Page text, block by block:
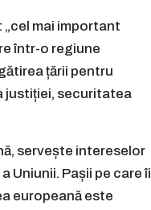
„cel mai important
într-o regiune
țării pentru
justiției, securitatea
servește intereselor
Uniunii. Pașii pe care îi
europeană este